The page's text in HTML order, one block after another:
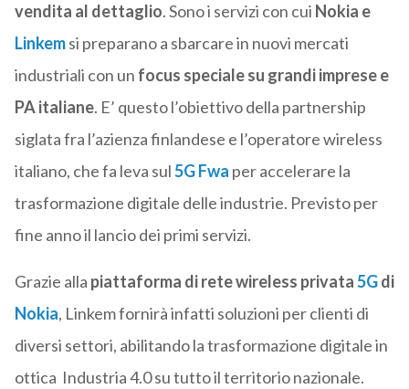
vendita al dettaglio. Sono i servizi con cui Nokia e
Linkemsi preparano a sbarcare in nuovi mercati
industriali con un focus speciale su grandi imprese e
PA italiane. E’ questo l’obiettivo della partnership
siglata fra l’azienza finlandese e l’operatore wireless
italiano, che fa leva sul5G Fwa per accelerare la
trasformazione digitale delle industrie. Previsto per
fine anno il lancio dei primi servizi.
Grazie alla piattaforma di rete wireless privata5Gdi
Nokia, Linkem fornirà infatti soluzioni per clienti di
diversi settori, abilitando la trasformazione digitale in
ottica Industria 4.0 su tutto il territorio nazionale.